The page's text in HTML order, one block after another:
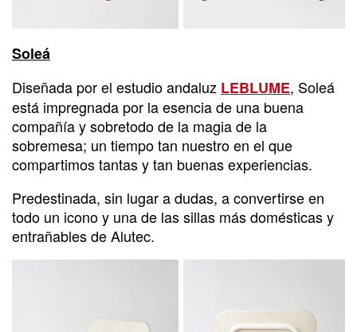
Soleá
Diseñada por el estudio andaluz LEBLUME, Soleá
está impregnada por la esencia de una buena
compañía y sobretodo de la magia de la
sobremesa; un tiempo tan nuestro en el que
compartimos tantas y tan buenas experiencias.
Predestinada, sin lugar a dudas, a convertirse en
todo un icono y una de las sillas más domésticas y
entrañables de Alutec.